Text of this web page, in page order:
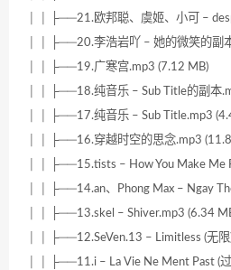
│ │ ├──21.欧邦聪、虞姬、小可 –
│ │ ├──20.李浩岩吖 – 她的微笑的副
│ │ ├──19.广寒宫.mp3 (7.12 MB)
│ │ ├──18.纯音乐 – Sub Title的副本
│ │ ├──17.纯音乐 – Sub Title.mp3
│ │ ├──16.穿越时空的思念.mp3
│ │ ├──15.tists – How You Make Me
│ │ ├──14.an、Phong Max – Ngay
│ │ ├──13.skel – Shiver.mp3 (6.34
│ │ ├──12.SeVen.13 – Limitless (无
│ │ ├──11.i – La Vie Ne Ment Past (